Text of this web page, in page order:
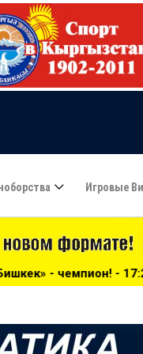
Игровые
***Высшая Лига-